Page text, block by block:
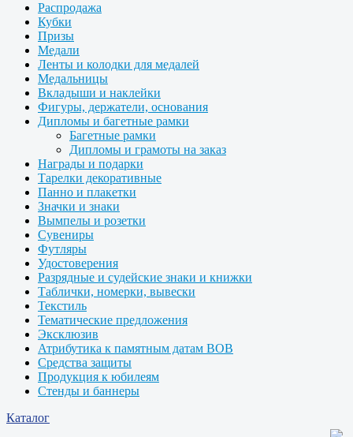
Распродажа
Кубки
Призы
Медали
Ленты и колодки для медалей
Медальницы
Вкладыши и наклейки
Фигуры, держатели, основания
Дипломы и багетные рамки
Багетные рамки
Дипломы и грамоты на заказ
Награды и подарки
Тарелки декоративные
Панно и плакетки
Значки и знаки
Вымпелы и розетки
Сувениры
Футляры
Удостоверения
Разрядные и судейские знаки и книжки
Таблички, номерки, вывески
Текстиль
Тематические предложения
Эксклюзив
Атрибутика к памятным датам ВОВ
Средства защиты
Продукция к юбилеям
Стенды и баннеры
Каталог